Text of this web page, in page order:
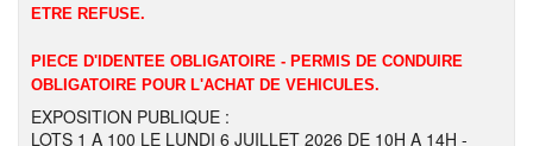
ETRE REFUSE.
PIECE D'IDENTEE OBLIGATOIRE - PERMIS DE CONDUIRE
OBLIGATOIRE POUR L'ACHAT DE VEHICULES.
EXPOSITION PUBLIQUE :
LOTS 1 A 100 LE LUNDI 6 JUILLET 2026 DE 10H A 14H -